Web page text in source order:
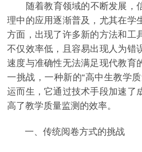
随着教育领域的不断发展，
理中的应用逐渐普及，尤其在学
方面，出现了许多新的方法和工
不仅效率低，且容易出现人为错
速度与准确性无法满足现代教育
一挑战，一种新的“高中生教学
运而生，它通过技术手段加速了
高了教学质量监测的效率。
一、传统阅卷方式的挑战